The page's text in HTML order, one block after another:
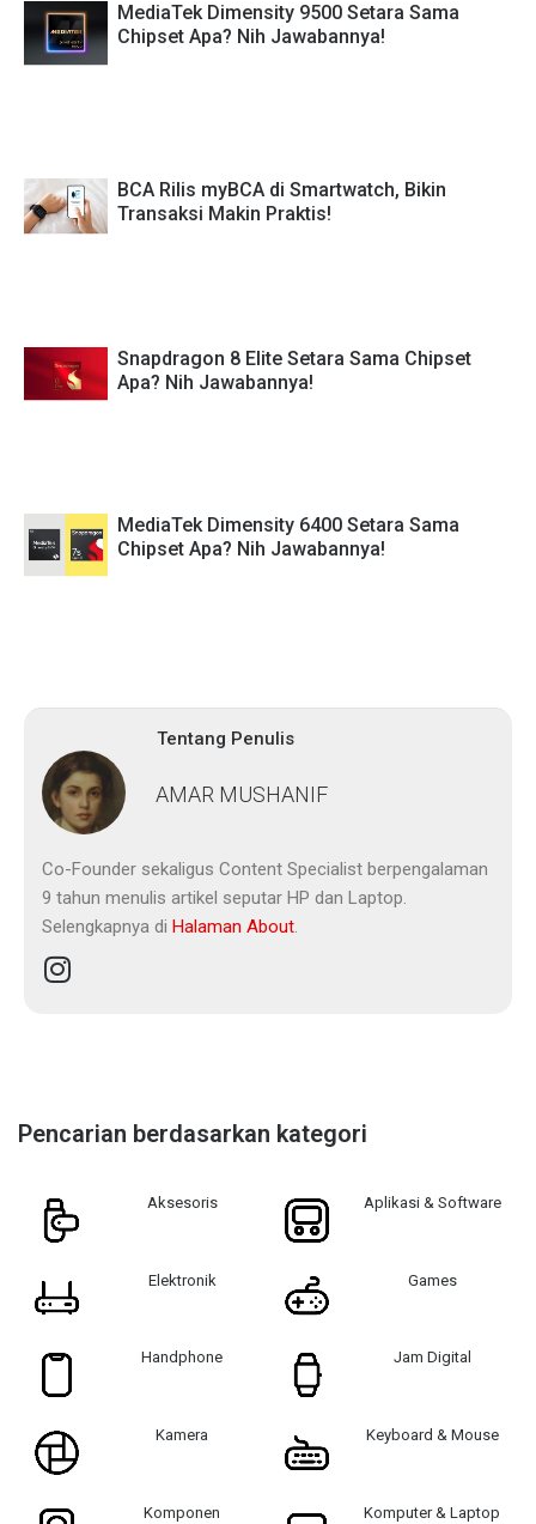
Tentang Penulis
MediaTek Dimensity 9500 Setara Sama
Chipset Apa? Nih Jawabannya!
BCA Rilis myBCA di Smartwatch, Bikin
Transaksi Makin Praktis!
Snapdragon 8 Elite Setara Sama Chipset
Apa? Nih Jawabannya!
MediaTek Dimensity 6400 Setara Sama
Chipset Apa? Nih Jawabannya!
AMAR MUSHANIF
Co-Founder sekaligus Content Specialist berpengalaman
9 tahun menulis artikel seputar HP dan Laptop.
Selengkapnya di Halaman About.
Pencarian berdasarkan kategori
Aksesoris Aplikasi & Software
Elektronik Games
Handphone Jam Digital
Kamera Keyboard & Mouse
Komponen
Komputer & Laptop